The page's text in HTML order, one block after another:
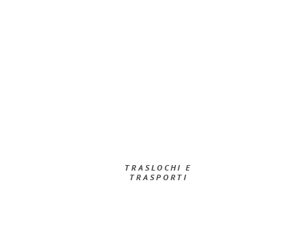
TRASLOCHI E
TRASPORTI​